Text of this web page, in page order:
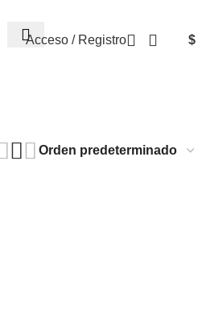
Acceso / Registro $